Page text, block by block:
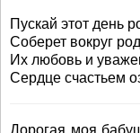
Пускай этот день
Соберет вокруг
Их любовь и
Сердце счастьем
Дорогая моя